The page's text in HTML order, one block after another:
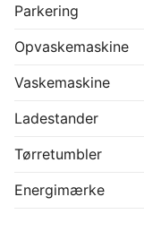
Parkering
Opvaskemaskine
Vaskemaskine
Ladestander
Tørretumbler
Energimærke